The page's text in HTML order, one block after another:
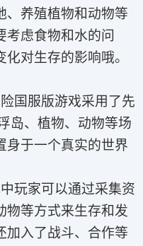
、养殖植物和动物等
考虑食物和水的问
对生存的影响哦。
国服版游戏采用了先
岛、植物、动物等场
身于一个真实的世界
玩家可以通过采集资
物等方式来生存和发
加入了战斗、合作等